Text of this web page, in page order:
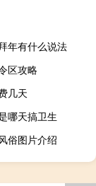
年有什么说法
区攻略
几天
哪天搞卫生
俗图片介绍